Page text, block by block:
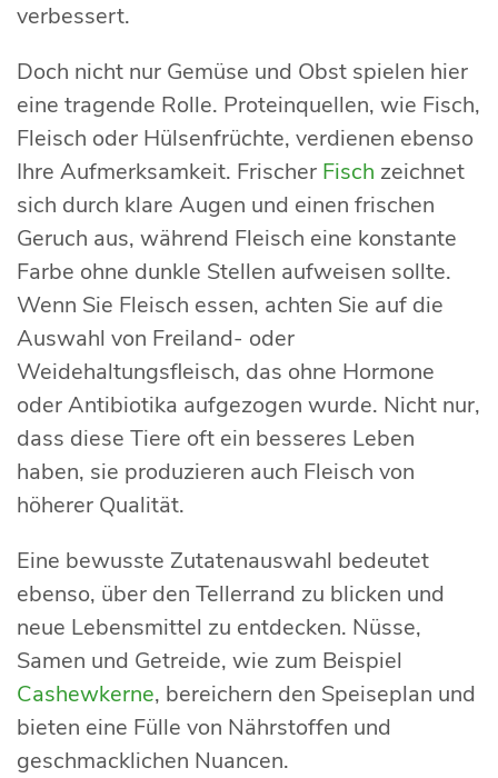
verbessert.
Doch nicht nur Gemüse und Obst spielen hier
eine tragende Rolle. Proteinquellen, wie Fisch,
Fleisch oder Hülsenfrüchte, verdienen ebenso
Ihre Aufmerksamkeit. Frischer Fisch zeichnet
sich durch klare Augen und einen frischen
Geruch aus, während Fleisch eine konstante
Farbe ohne dunkle Stellen aufweisen sollte.
Wenn Sie Fleisch essen, achten Sie auf die
Auswahl von Freiland- oder
Weidehaltungsfleisch, das ohne Hormone
oder Antibiotika aufgezogen wurde. Nicht nur,
dass diese Tiere oft ein besseres Leben
haben, sie produzieren auch Fleisch von
höherer Qualität.
Eine bewusste Zutatenauswahl bedeutet
ebenso, über den Tellerrand zu blicken und
neue Lebensmittel zu entdecken. Nüsse,
Samen und Getreide, wie zum Beispiel
Cashewkerne, bereichern den Speiseplan und
bieten eine Fülle von Nährstoffen und
geschmacklichen Nuancen.